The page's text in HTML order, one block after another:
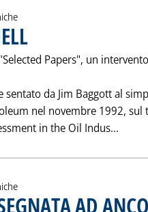
Papers", un intervento
da Jim Baggott al
nel novembre 1992, sul
in the Oil Indus...
AD